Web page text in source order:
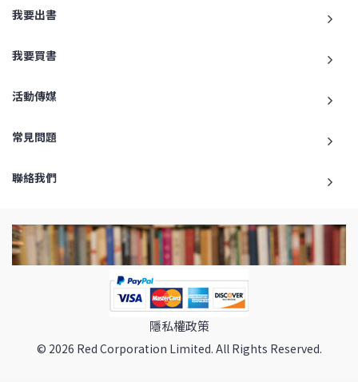
我要出書
我要買書
活動傳媒
常見問題
聯絡我們
隱私權政策
© 2026 Red Corporation Limited. All Rights Reserved.